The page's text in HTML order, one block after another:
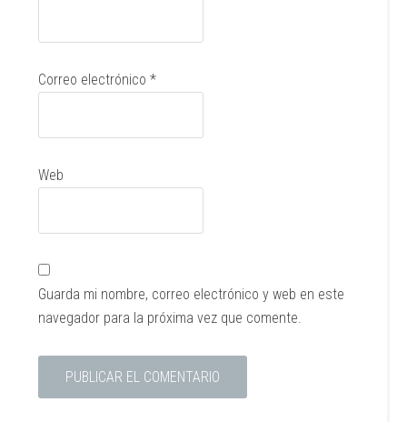
Correo electrónico*
Web
Guarda mi nombre, correo electrónico y web en este
navegador para la próxima vez que comente.